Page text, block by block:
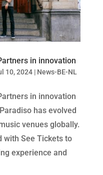
in innovation
10, 2024| News-BE-NL
in innovation
has evolved
venues globally.
with See Tickets to
experience and